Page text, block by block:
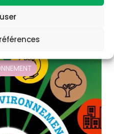
des formations en